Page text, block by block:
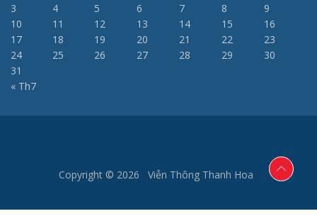
3
4 5 6 7 8
9
10
11 12 13 14 15
16
17
18 19 20 21 22
23
24
25 26 27 28 29
30
31
« Th7
Copyright © 2026 Viễn Thông Thanh Hoa